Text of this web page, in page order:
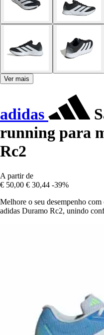
Ver mais
adidas
running para
Rc2
A partir de
€ 50,00 € 30,44 -39%
Melhore o seu desempenho
adidas Duramo Rc2, unindo